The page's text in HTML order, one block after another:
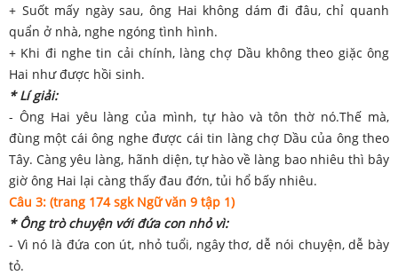
+ Suốt mấy ngày sau, ông Hai không dám đi đâu, chỉ quanh
quẩn ở nhà, nghe ngóng tình hình.
+ Khi đi nghe tin cải chính, làng chợ Dầu không theo giặc ông
Hai như được hồi sinh.
* Lí giải:
- Ông Hai yêu làng của mình, tự hào và tôn thờ nó.Thế mà,
đùng một cái ông nghe được cái tin làng chợ Dầu của ông theo
Tây. Càng yêu làng, hãnh diện, tự hào về làng bao nhiêu thì bây
giờ ông Hai lại càng thấy đau đớn, tủi hổ bấy nhiêu.
Câu 3: (trang 174 sgk Ngữ văn 9 tập 1)
* Ông trò chuyện với đứa con nhỏ vì:
- Vì nó là đứa con út, nhỏ tuổi, ngây thơ, dễ nói chuyện, dễ bày
tỏ.